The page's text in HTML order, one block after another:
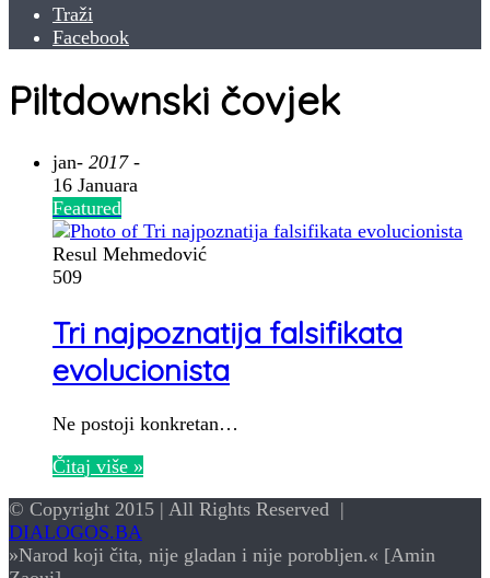
Traži
Facebook
Piltdownski čovjek
jan- 2017 -
16 Januara
Featured
Resul Mehmedović
509
Tri najpoznatija falsifikata
evolucionista
Ne postoji konkretan…
Čitaj više »
© Copyright 2015 | All Rights Reserved |
DIALOGOS.BA
»Narod koji čita, nije gladan i nije porobljen.« [Amin